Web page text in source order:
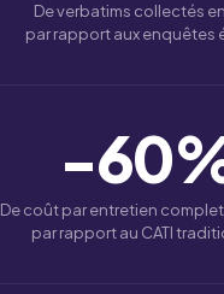
De verbatims collectés
par rapport aux enquêtes
−60
De coût par entretien
par rapport au CATI